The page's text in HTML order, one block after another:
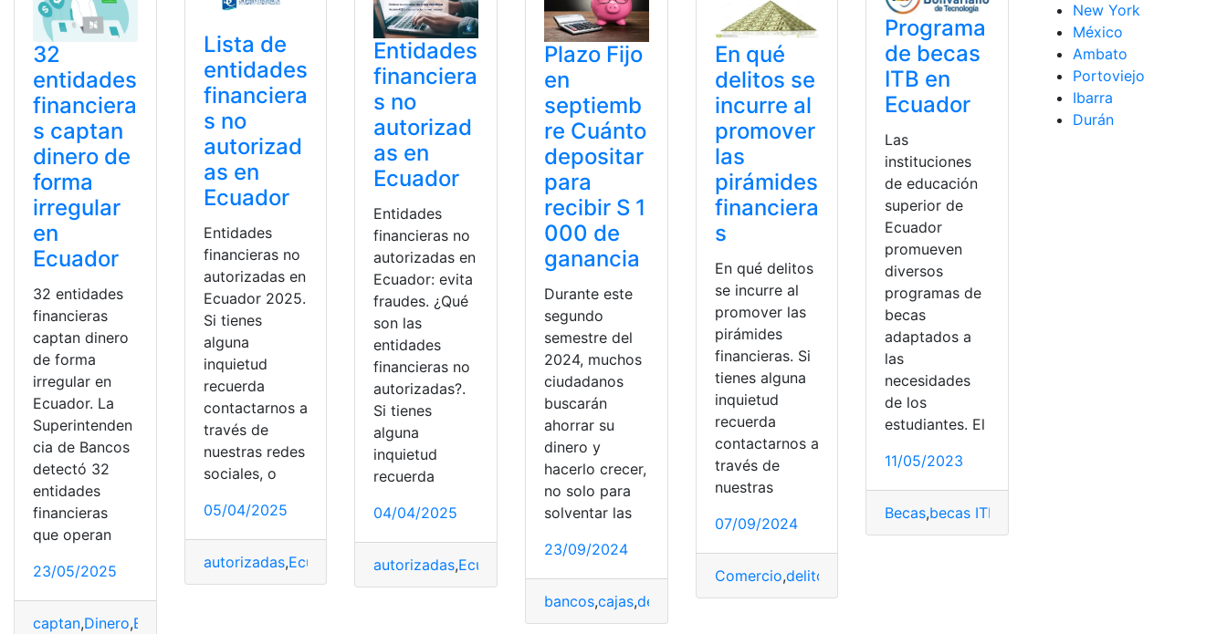
32
entidades
financiera
s captan
dinero de
forma
irregular
en
Ecuador
32 entidades
financieras
captan dinero
de forma
irregular en
Ecuador. La
Superintenden
cia de Bancos
detectó 32
entidades
financieras
que operan
23/05/2025
captan,Dinero,Ecuador
Lista de
entidades
financiera
s no
autorizad
as en
Ecuador
Entidades
financieras no
autorizadas en
Ecuador 2025.
Si tienes
alguna
inquietud
recuerda
contactarnos a
través de
nuestras redes
sociales, o
05/04/2025
autorizadas,Ecuador Entidades,financieras Superintendencia de Bancos
Entidades
financiera
s no
autorizad
as en
Ecuador
Entidades
financieras no
autorizadas en
Ecuador: evita
fraudes. ¿Qué
son las
entidades
financieras no
autorizadas?.
Si tienes
alguna
inquietud
recuerda
04/04/2025
autorizadas,Ecuador
Plazo Fijo
en
septiemb
re Cuánto
depositar
para
recibir S 1
000 de
ganancia
Durante este
segundo
semestre del
2024, muchos
ciudadanos
buscarán
ahorrar su
dinero y
hacerlo crecer,
no solo para
solventar las
23/09/2024
bancos,cajas,depositar,fijo,financieras,Ganancia
En qué
delitos se
incurre al
promover
las
pirámides
financiera
s
En qué delitos
se incurre al
promover las
pirámides
financieras. Si
tienes alguna
inquietud
recuerda
contactarnos a
través de
nuestras
07/09/2024
Comercio,delitos
Programa
de becas
ITB en
Ecuador
Las
instituciones
de educación
superior de
Ecuador
promueven
diversos
programas de
becas
adaptados a
las
necesidades
de los
estudiantes. El
11/05/2023
Becas,becas ITB
New York
México
Ambato
Portoviejo
Ibarra
Durán